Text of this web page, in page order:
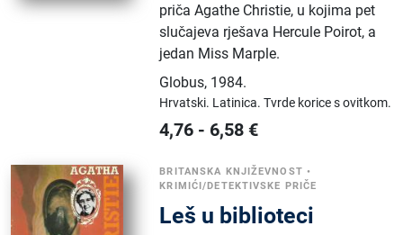
priča Agathe Christie, u kojima pet
slučajeva rješava Hercule Poirot, a
jedan Miss Marple.
Globus, 1984.
Hrvatski. Latinica.Tvrde korice s ovitkom.
4,76 - 6,58 €
BRITANSKA KNJIŽEVNOST •
KRIMIĆI/DETEKTIVSKE PRIČE
Leš u biblioteci